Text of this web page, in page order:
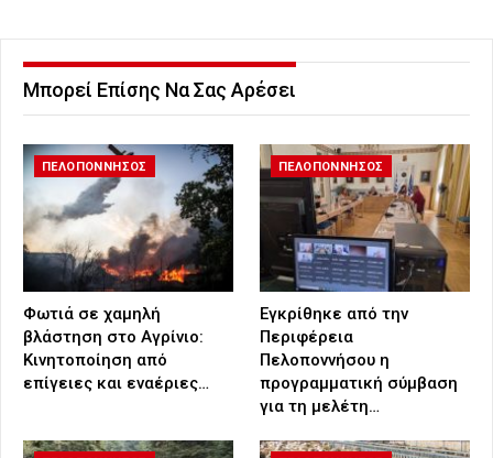
Μπορεί Επίσης Να Σας Αρέσει
ΠΕΛΟΠΟΝΝΗΣΟΣ
Φωτιά σε χαμηλή
βλάστηση στο Αγρίνιο:
Κινητοποίηση από
επίγειες και εναέριες…
ΠΕΛΟΠΟΝΝΗΣΟΣ
Εγκρίθηκε από την
Περιφέρεια
Πελοποννήσου η
προγραμματική σύμβαση
για τη μελέτη…